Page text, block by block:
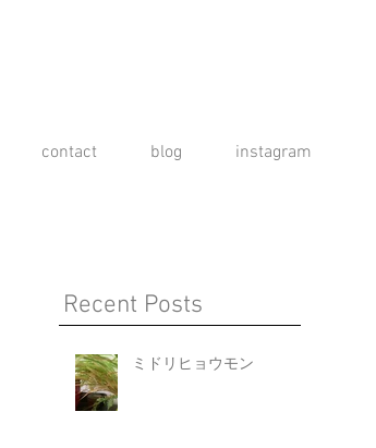
contact blog instagram
Recent Posts
ミドリヒョウモン